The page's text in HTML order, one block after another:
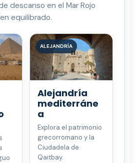
descanso en el Mar Rojo
equilibrado.
ALEJANDRÍA
Alejandría
mediterráne
a
Explora el patrimonio
grecorromano y la
Ciudadela de
Qaitbay.